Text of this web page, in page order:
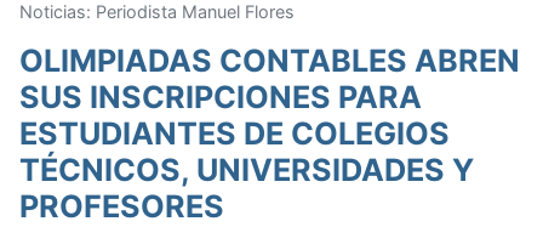
Noticias: Periodista Manuel Flores
OLIMPIADAS CONTABLES ABREN
SUS INSCRIPCIONES PARA
ESTUDIANTES DE COLEGIOS
TÉCNICOS, UNIVERSIDADES Y
PROFESORES